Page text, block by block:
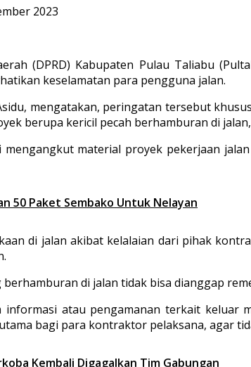
2023
(DPRD) Kabupaten Pulau Taliabu
keselamatan para pengguna jalan.
mengatakan, peringatan tersebut
berupa kericil pecah berhamburan di
material proyek pekerjaan
50 Paket Sembako Untuk Nelayan
di jalan akibat kelalaian dari pihak
di jalan tidak bisa dianggap
atau pengamanan terkait
bagi para kontraktor pelaksana, agar
Kembali Digagalkan Tim Gabungan